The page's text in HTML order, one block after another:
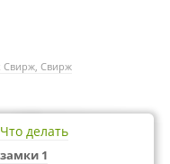
Свирж, Свирж
Что делать
замки 1